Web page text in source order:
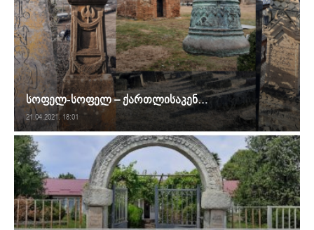
სოფელ-სოფელ – ქართლისაკენ…
21.04.2021. 18:01